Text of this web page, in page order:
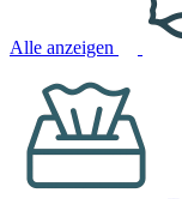
Alle anzeigen